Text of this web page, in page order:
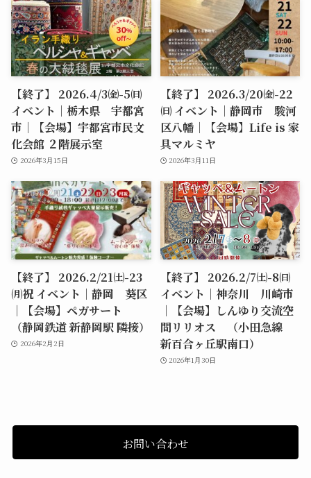
【終了】 2026.4/3㈮-5㈰
イベント｜栃木県 宇都宮
市｜【会場】宇都宮市民文
化会館 ２階展示室
2026年3月15日
【終了】 2026.3/20㈮-22
㈰ イベント｜静岡市 駿河
区八幡｜【会場】Life is 家
具マルミヤ
2026年3月11日
【終了】 2026.2/21㈯-23
㈪祝 イベント｜静岡 葵区
｜【会場】ペガサート
（静岡鉄道 新静岡駅 隣接）
2026年2月2日
【終了】 2026.2/7㈯-8㈰
イベント｜神奈川 川崎市
｜【会場】しんゆり交流空
間リリオス （小田急線
新百合ヶ丘駅南口）
2026年1月30日
お問い合わせ